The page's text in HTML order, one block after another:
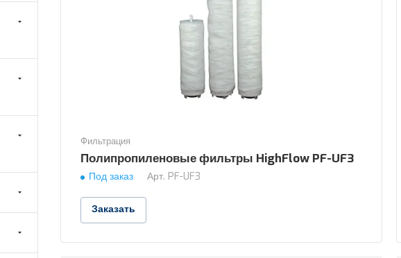
Фильтрация
Полипропиленовые фильтры HighFlow PF-UF3
Под заказ Арт. PF-UF3
Заказать